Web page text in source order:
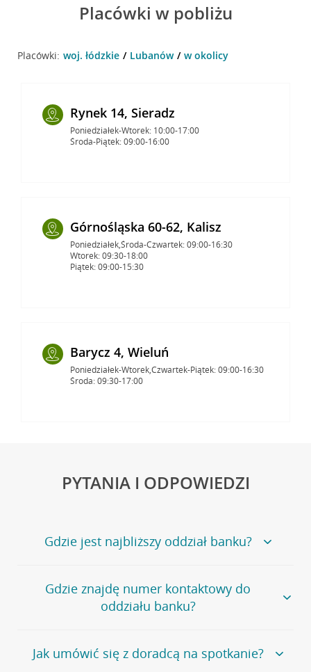
Placówki w pobliżu
Placówki: woj. łódzkie Lubanów w okolicy
Rynek 14, Sieradz
Poniedziałek-Wtorek: 10:00-17:00
Środa-Piątek: 09:00-16:00
Górnośląska 60-62, Kalisz
Poniedziałek,Środa-Czwartek: 09:00-16:30
Wtorek: 09:30-18:00
Piątek: 09:00-15:30
Barycz 4, Wieluń
Poniedziałek-Wtorek,Czwartek-Piątek: 09:00-16:30
Środa: 09:30-17:00
PYTANIA I ODPOWIEDZI
Gdzie jest najbliższy oddział banku?
Jeśli szukasz oddziału naszego banku, zapraszamy na
stronęPlacówki i bankomaty, na której znajduje się
wygodna wyszukiwarka.
oddziałów
Gdzie znajdę numer kontaktowy do
oddziału banku?
Bank Credit Agricole nie udostępnia ogólnego numeru
telefonu do placówki bankowej.
Jak umówić się z doradcą na spotkanie?